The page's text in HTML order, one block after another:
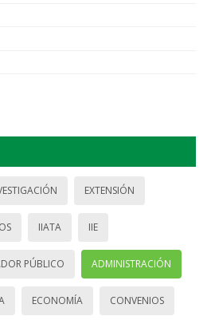
EXTENSIÓN
IIATA IIE
PÚBLICO ADMINISTRACIÓN
ECONOMÍA CONVENIOS